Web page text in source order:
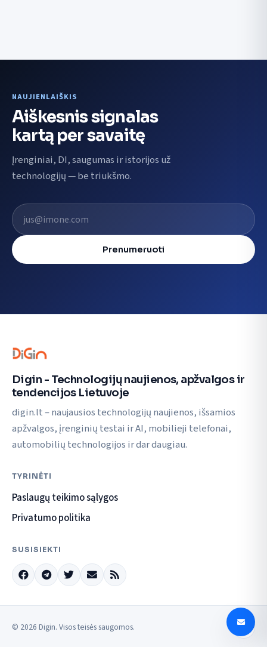
NAUJIENLAIŠKIS
Aiškesnis signalas
kartą per savaitę
Įrenginiai, DI, saugumas ir istorijos už
technologijų — be triukšmo.
El. pašto adresas
Prenumeruoti
Digin - Technologijų naujienos, apžvalgos ir
tendencijos Lietuvoje
digin.lt – naujausios technologijų naujienos, išsamios
apžvalgos, įrenginių testai ir AI, mobilieji telefonai,
automobilių technologijos ir dar daugiau.
TYRINĖTI
Paslaugų teikimo sąlygos
Privatumo politika
SUSISIEKTI
© 2026 Digin. Visos teisės saugomos.